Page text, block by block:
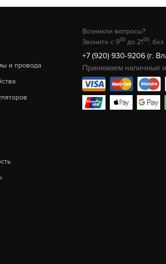
и провода
Возникли вопросы?
Звоните с 900 до 2100,
+7 (920) 930-9206 (г.
Принимаем наличные